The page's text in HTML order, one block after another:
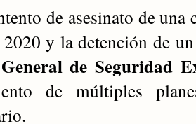
de asesinato de una
y la detención de
de Seguridad
de múltiples